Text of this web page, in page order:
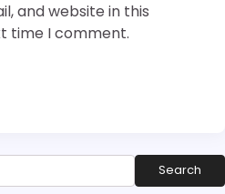
and website in this
time I comment.
Search